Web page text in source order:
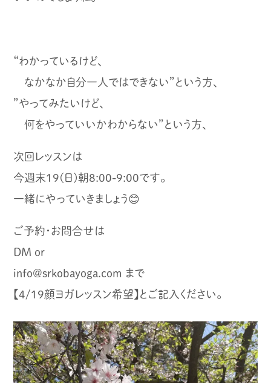
“わかっているけど、
なかなか自分一人ではできない”という方、
”やってみたいけど、
何をやっていいかわからない”という方、
次回レッスンは
今週末19(日)朝8:00-9:00です。
一緒にやっていきましょう😊
ご予約・お問合せは
DM or
info@srkobayoga.com まで
【4/19顔ヨガレッスン希望】とご記入ください。